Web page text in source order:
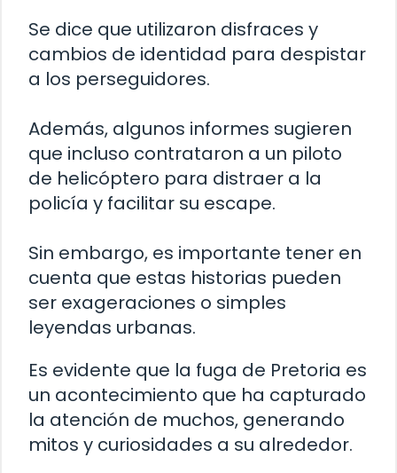
Se dice que utilizaron disfraces y
cambios de identidad para despistar
a los perseguidores.
Además, algunos informes sugieren
que incluso contrataron a un piloto
de helicóptero para distraer a la
policía y facilitar su escape.
Sin embargo, es importante tener en
cuenta que estas historias pueden
ser exageraciones o simples
leyendas urbanas.
Es evidente que la fuga de Pretoria es
un acontecimiento que ha capturado
la atención de muchos, generando
mitos y curiosidades a su alrededor.